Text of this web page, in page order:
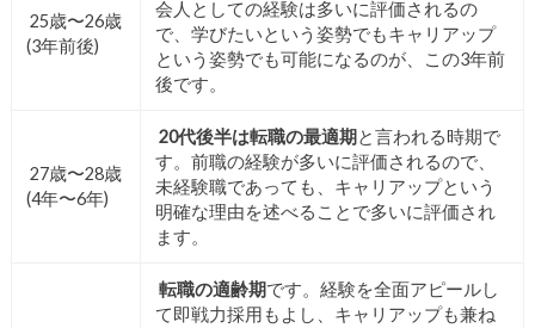
25歳〜26歳
(3年前後)
会人としての経験は多いに評価されるの
で、学びたいという姿勢でもキャリアップ
という姿勢でも可能になるのが、この3年前
後です。
27歳〜28歳
(4年〜6年)
20代後半は転職の最適期 と言われる時期で
す。前職の経験が多いに評価されるので、
未経験職であっても、キャリアップという
明確な理由を述べることで多いに評価され
ます。
転職の適齢期です。経験を全面アピールし
て即戦力採用もよし、キャリアップも兼ね